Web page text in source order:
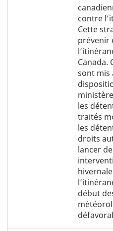
contre
Cette
prévenir
Canada.
sont mis
les
traités
les
droits
lancer
début